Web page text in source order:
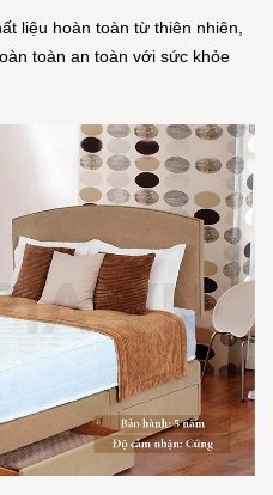
liệu hoàn toàn từ thiên nhiên,
toàn an toàn với sức khỏe